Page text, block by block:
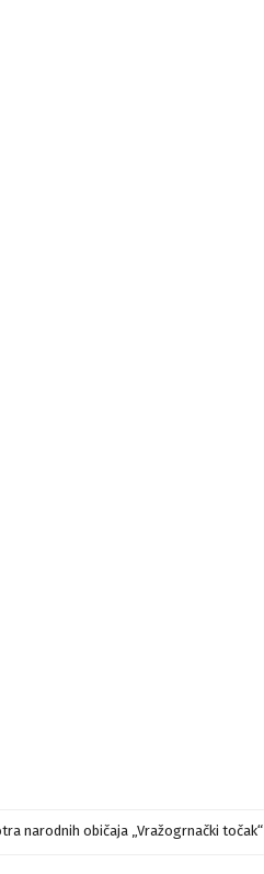
narodnih običaja „Vražogrnački točak“